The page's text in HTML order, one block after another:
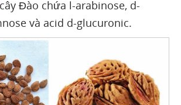
cây Đào chứa l-arabinose, d-
và acid d-glucuronic.